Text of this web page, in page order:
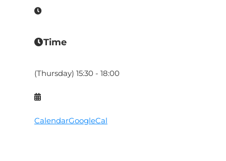
Time
(Thursday) 15:30 - 18:00
CalendarGoogleCal